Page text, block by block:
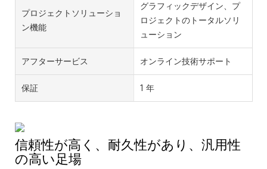
プロジェクトソリューショ
ン機能
グラフィックデザイン、プ
ロジェクトのトータルソリ
ューション
アフターサービス オンライン技術サポート
保証 1 年
信頼性が高く、耐久性があり、汎用性
の高い足場